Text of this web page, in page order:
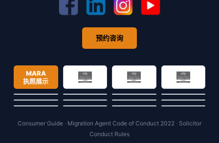
预约咨询
MARA
执照展示
Consumer Guide · Migration Agent Code of Conduct 2022 · Solicitor
Conduct Rules